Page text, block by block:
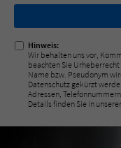
Nicht
ausfüllen!
Hinweis:
Wir behalten uns vor,
beachten Sie
Name bzw. Pseudonym
Datenschutz gekürzt
Adressen,
Details finden Sie in unserer